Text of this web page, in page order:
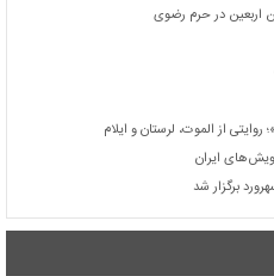
اربعین در حرم رضوی
از الموت، لرستان و ایلام
ایران
برگزار شد